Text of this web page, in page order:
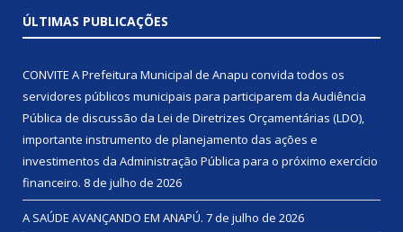
ÚLTIMAS PUBLICAÇÕES
CONVITE A Prefeitura Municipal de Anapu convida todos os
servidores públicos municipais para participarem da Audiência
Pública de discussão da Lei de Diretrizes Orçamentárias (LDO),
importante instrumento de planejamento das ações e
investimentos da Administração Pública para o próximo exercício
financeiro. 8 de julho de 2026
A SAÚDE AVANÇANDO EM ANAPÚ. 7 de julho de 2026